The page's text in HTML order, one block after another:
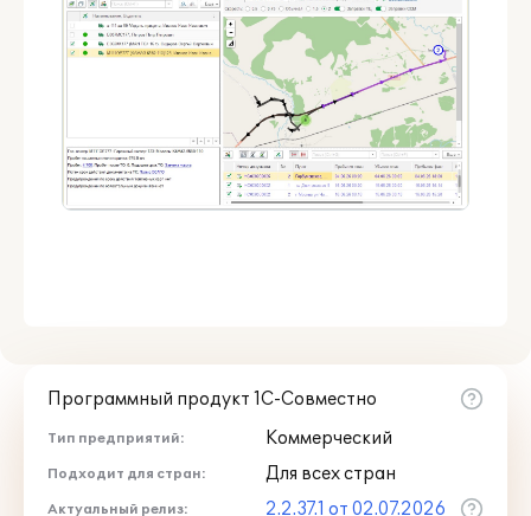
Программный продукт 1С-Совместно
Тип предприятий: Коммерческий
Подходит для стран: Для всех стран
Актуальный релиз: 2.2.37.1 от 02.07.2026